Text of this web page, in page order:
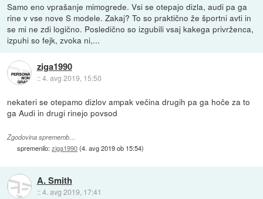
Samo eno vprašanje mimogrede. Vsi se otepajo dizla, audi pa ga
rine v vse nove S modele. Zakaj? To so praktično že športni avti in
se mi ne zdi logično. Posledično so izgubili vsaj kakega privrženca,
izpuhi so fejk, zvoka ni,...
ziga1990
::4. avg 2019, 15:50
nekateri se otepamo dizlov ampak večina drugih pa ga hoče za to
ga Audi in drugi rinejo povsod
Zgodovina sprememb…
spremenilo:ziga1990(4. avg 2019 ob 15:54)
A. Smith
::4. avg 2019, 17:41